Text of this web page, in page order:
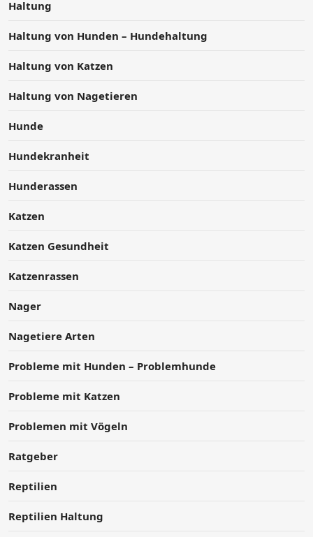
Haltung
Haltung von Hunden – Hundehaltung
Haltung von Katzen
Haltung von Nagetieren
Hunde
Hundekranheit
Hunderassen
Katzen
Katzen Gesundheit
Katzenrassen
Nager
Nagetiere Arten
Probleme mit Hunden – Problemhunde
Probleme mit Katzen
Problemen mit Vögeln
Ratgeber
Reptilien
Reptilien Haltung